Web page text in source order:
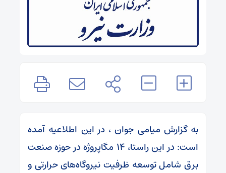
به گزارش میامی جوان ، در این اطلاعیه آمده
است: در این راستا، ۱۴ مگاپروژه در حوزه صنعت
برق شامل توسعه ظرفیت نیروگاه‌های حرارتی و